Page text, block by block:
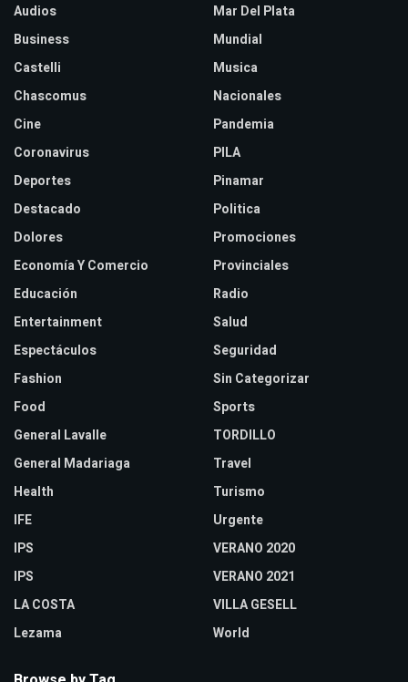
Audios
Business
Castelli
Chascomus
Cine
Coronavirus
Deportes
Destacado
Dolores
Economía Y Comercio
Educación
Entertainment
Espectáculos
Fashion
Food
General Lavalle
General Madariaga
Health
IFE
IPS
IPS
LA COSTA
Lezama
Mar Del Plata
Mundial
Musica
Nacionales
Pandemia
PILA
Pinamar
Politica
Promociones
Provinciales
Radio
Salud
Seguridad
Sin Categorizar
Sports
TORDILLO
Travel
Turismo
Urgente
VERANO 2020
VERANO 2021
VILLA GESELL
World